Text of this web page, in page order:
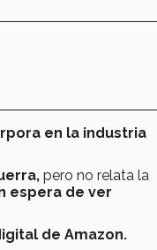
en la industria
pero no relata la
espera de ver
de Amazon.